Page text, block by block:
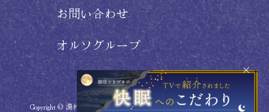
お問い合わせ
オルソグループ
Copyright © 湯村温泉郷 御宿コトブキ新温泉町 All Rights Reserved.